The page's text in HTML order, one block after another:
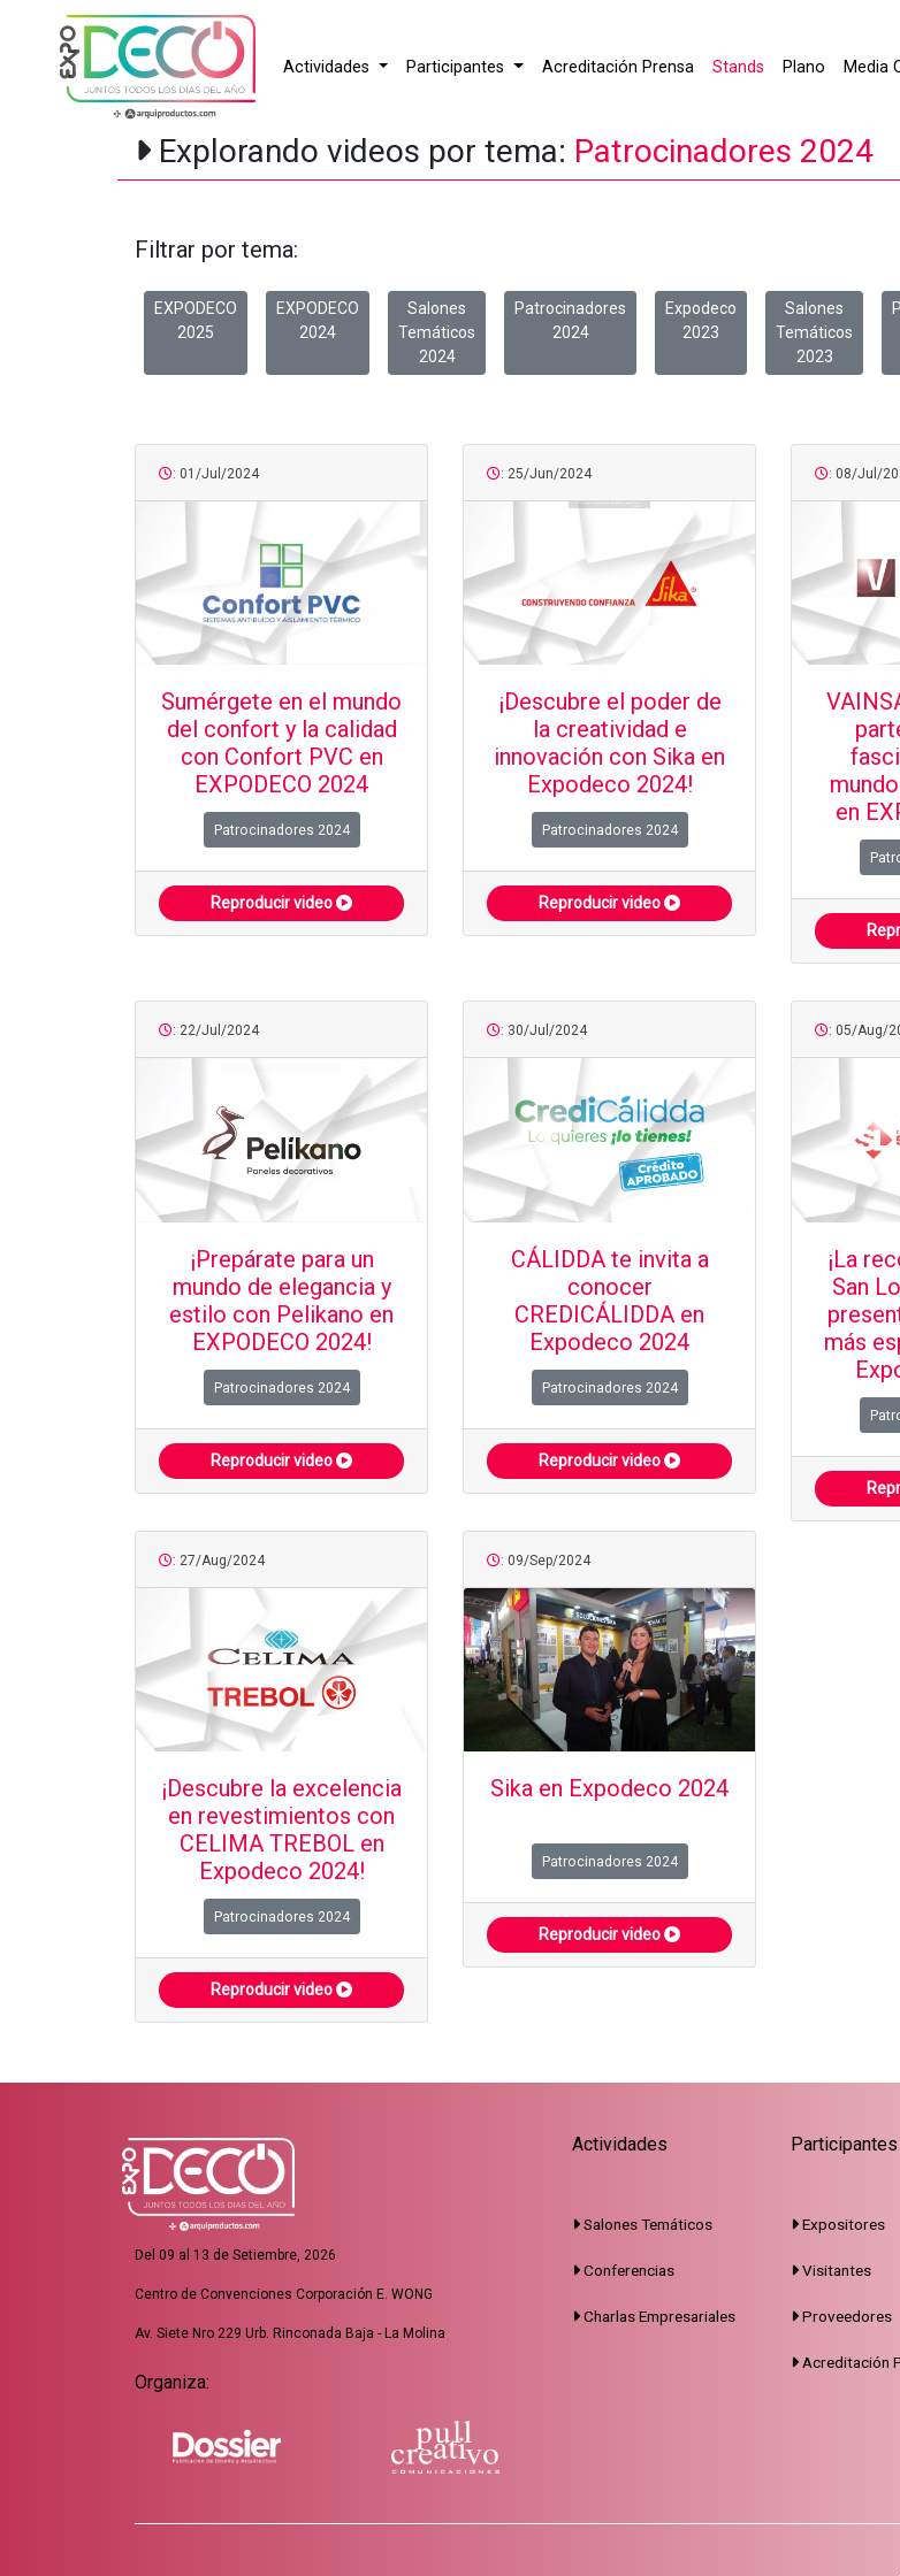
Actividades Participantes Acreditación Prensa Stands Plano Media
Explorando videos por tema: Patrocinadores 2024
Filtrar por tema:
EXPODECO
2025
EXPODECO
2024
Salones
Temáticos
2024
Patrocinadores
2024
Expodeco
2023
Salones
Temáticos
2023
: 01/Jul/2024
Sumérgete en el mundo
del confort y la calidad
con Confort PVC en
EXPODECO 2024
Patrocinadores 2024
Reproducir video
: 25/Jun/2024
¡Descubre el poder de
la creatividad e
innovación con Sika en
Expodeco 2024!
Patrocinadores 2024
Reproducir video
: 08/Jul/
en
: 22/Jul/2024
¡Prepárate para un
mundo de elegancia y
estilo con Pelikano en
EXPODECO 2024!
Patrocinadores 2024
Reproducir video
: 30/Jul/2024
CÁLIDDA te invita a
conocer
CREDICÁLIDDA en
Expodeco 2024
Patrocinadores 2024
Reproducir video
: 05/Aug/
¡La
San
más
: 27/Aug/2024
¡Descubre la excelencia
en revestimientos con
CELIMA TREBOL en
Expodeco 2024!
Patrocinadores 2024
Reproducir video
: 09/Sep/2024
Sika en Expodeco 2024
Patrocinadores 2024
Reproducir video
Del 09 al 13 de Setiembre, 2026
Centro de Convenciones Corporación E. WONG
Av. Siete Nro 229 Urb. Rinconada Baja - La Molina
Organiza:
Actividades
Salones Temáticos
Conferencias
Charlas Empresariales
Participantes
Expositores
Visitantes
Proveedores
Acreditación